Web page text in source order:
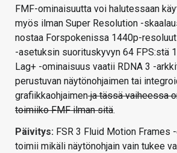
FMF-ominaisuutta voi halutessaan
myös ilman Super Resolution -
nostaa Forspokenissa 1440p-
-asetuksin suorituskyvyn 64 FPS:stä
Lag+ -ominaisuus vaatii RDNA 3 -
perustuvan näytönohjaimen tai
grafiikkaohjaimenja tässä vaiheessa
toimiiko FMF ilman sitä.
Päivitys: FSR 3 Fluid Motion Frames
toimii mikäli näytönohjain vain tukee